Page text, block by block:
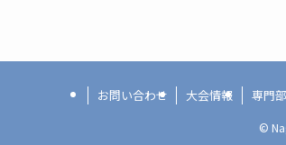
お問い合わせ 大会情報 専門
©